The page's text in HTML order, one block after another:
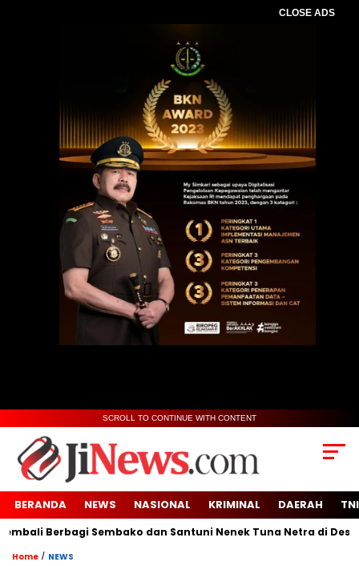
CLOSE ADS
SCROLL TO CONTINUE WITH CONTENT
BERANDA NEWS NASIONAL KRIMINAL DAERAH
Berbagi Sembako dan Santuni Nenek Tuna Netra di Desa
Home / NEWS